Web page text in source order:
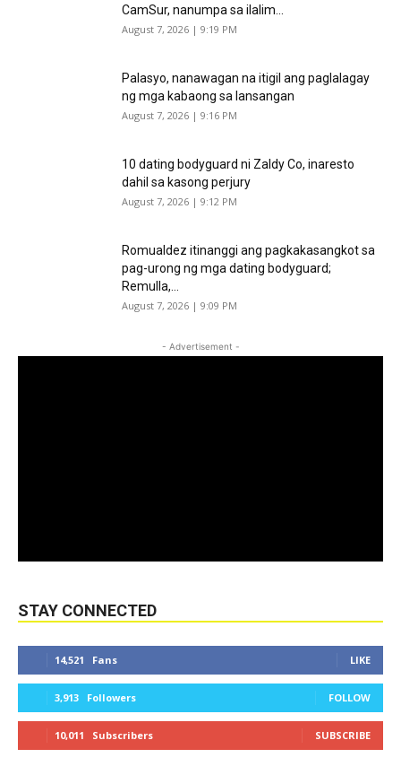
CamSur, nanumpa sa ilalim...
August 7, 2026 | 9:19 PM
Palasyo, nanawagan na itigil ang paglalagay
ng mga kabaong sa lansangan
August 7, 2026 | 9:16 PM
10 dating bodyguard ni Zaldy Co, inaresto
dahil sa kasong perjury
August 7, 2026 | 9:12 PM
Romualdez itinanggi ang pagkakasangkot sa
pag-urong ng mga dating bodyguard;
Remulla,...
August 7, 2026 | 9:09 PM
- Advertisement -
STAY CONNECTED
14,521 Fans LIKE
3,913 Followers FOLLOW
10,011 Subscribers SUBSCRIBE